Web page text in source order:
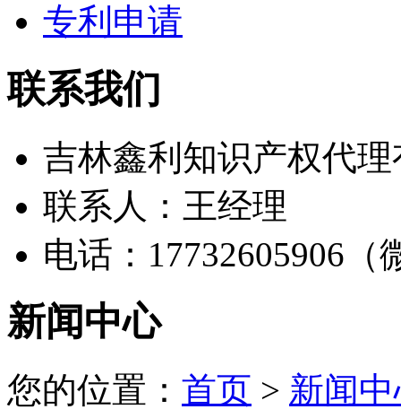
专利申请
联系我们
吉林鑫利知识产权代
联系人：王经理
电话：17732605906（
新闻中心
您的位置： 首页 > 新闻